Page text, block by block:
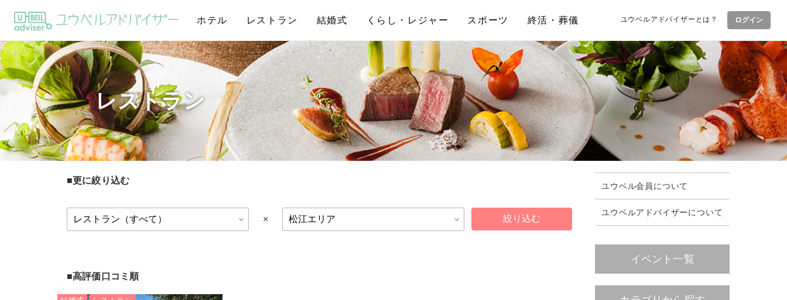
ホテル レストラン 結婚式 くらし・レジャー スポーツ 終活・葬儀 ユウベルアドバイザーとは？ ログイン
レストラン
更に絞り込む
×
高評価口コミ順
ユウベル会員について
ユウベルアドバイザーについて
イベント一覧